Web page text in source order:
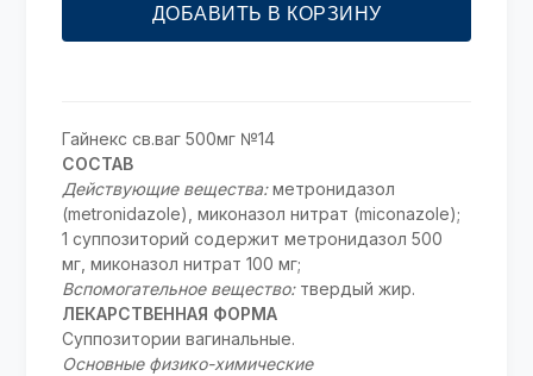
ДОБАВИТЬ В КОРЗИНУ
Гайнекс св.ваг 500мг №14
СОСТАВ
Действующие вещества:метронидазол
(metronidazole), миконазол нитрат (miconazole);
1 суппозиторий содержит метронидазол 500
мг, миконазол нитрат 100 мг;
Вспомогательное вещество:твердый жир.
ЛЕКАРСТВЕННАЯ ФОРМА
Суппозитории вагинальные.
Основные физико-химические